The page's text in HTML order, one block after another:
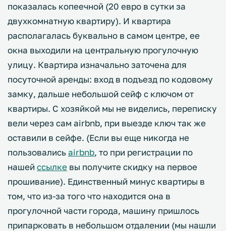
показалась копеечной (20 евро в сутки за
двухкомнатную квартиру). И квартира
располагалась буквально в самом центре, ее
окна выходили на центральную прогулочную
улицу. Квартира изначально заточена для
посуточной аренды: вход в подъезд по кодовому
замку, дальше небольшой сейф с ключом от
квартиры. С хозяйкой мы не виделись, переписку
вели через сам airbnb, при выезде ключ так же
оставили в сейфе. (Если вы еще никогда не
пользовалисьairbnb, то при регистрации по
нашей ссылке вы получите скидку на первое
прошивание). Единственный минус квартиры в
том, что из-за того что находится она в
прогулочной части города, машину пришлось
припарковать в небольшом отдалении (мы нашли